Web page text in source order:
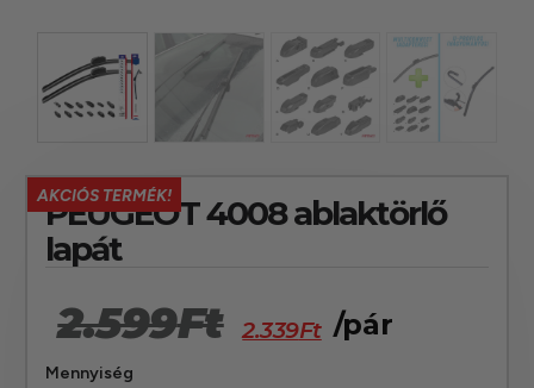
AKCIÓS TERMÉK!
PEUGEOT 4008 ablaktörlő
lapát
2.599Ft 2.339Ft /pár
Mennyiség